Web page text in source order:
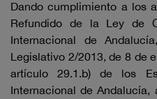
Dando cumplimiento a los
Refundido de la Ley de
Internacional de
Legislativo 2/2013, de 8 de
artículo 29.1.b) de los
Internacional de Andalucía,